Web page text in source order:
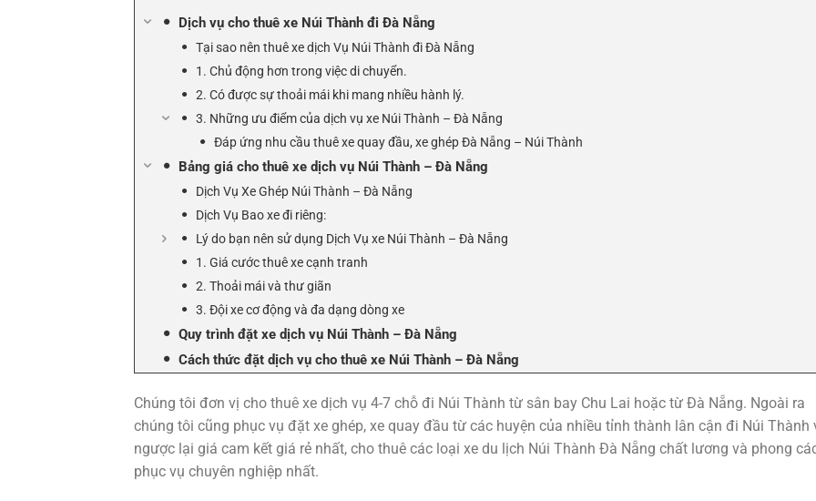
Dịch vụ cho thuê xe Núi Thành đi Đà Nẵng
Tại sao nên thuê xe dịch Vụ Núi Thành đi Đà Nẵng
1. Chủ động hơn trong việc di chuyển.
2. Có được sự thoải mái khi mang nhiều hành lý.
3. Những ưu điểm của dịch vụ xe Núi Thành – Đà Nẵng
Đáp ứng nhu cầu thuê xe quay đầu, xe ghép Đà Nẵng – Núi Thành
Bảng giá cho thuê xe dịch vụ Núi Thành – Đà Nẵng
Dịch Vụ Xe Ghép Núi Thành – Đà Nẵng
Dịch Vụ Bao xe đi riêng:
Lý do bạn nên sử dụng Dịch Vụ xe Núi Thành – Đà Nẵng
1. Giá cước thuê xe cạnh tranh
2. Thoải mái và thư giãn
3. Đội xe cơ động và đa dạng dòng xe
Quy trình đặt xe dịch vụ Núi Thành – Đà Nẵng
Cách thức đặt dịch vụ cho thuê xe Núi Thành – Đà Nẵng
Chúng tôi đơn vị cho thuê xe dịch vụ 4-7 chỗ đi Núi Thành từ sân bay Chu Lai hoặc từ Đà Nẵng. Ngoài ra
chúng tôi cũng phục vụ đặt xe ghép, xe quay đầu từ các huyện của nhiều tỉnh thành lân cận đi Núi Thành
ngược lại giá cam kết giá rẻ nhất, cho thuê các loại xe du lịch Núi Thành Đà Nẵng chất lương và phong
phục vụ chuyên nghiệp nhất.